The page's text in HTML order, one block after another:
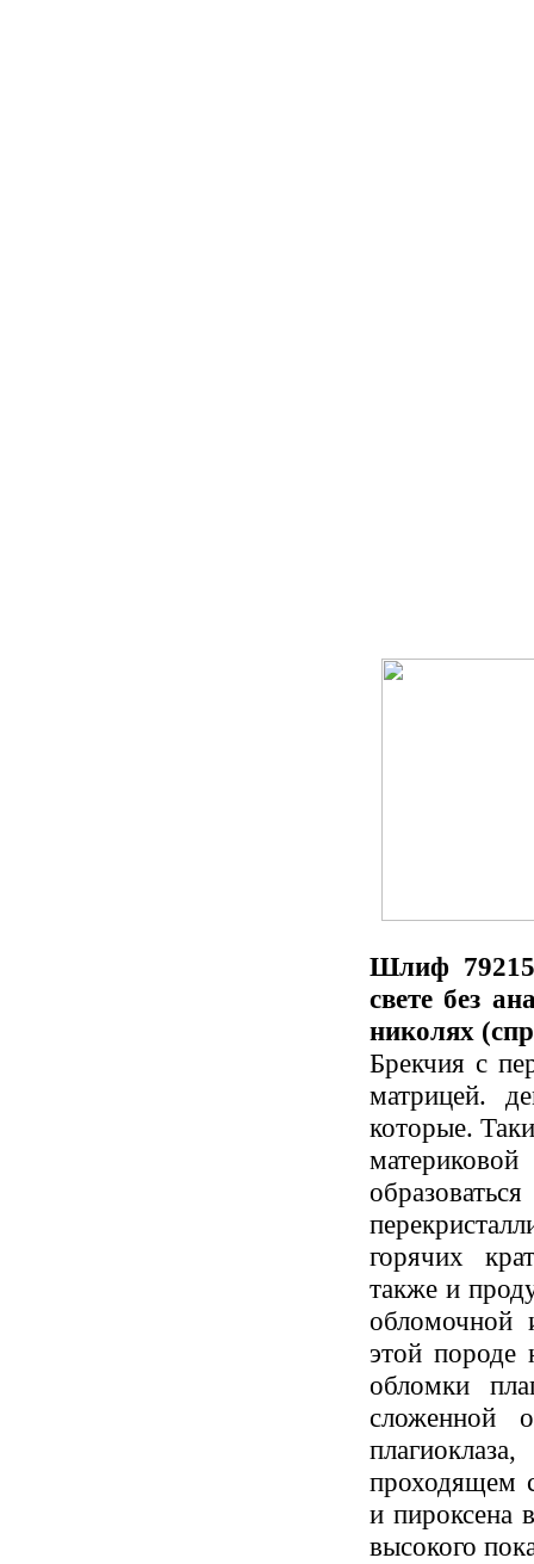
Шлиф
свете без
николях
Брекчия с
матрицей.
которые.
горячих
также и
обломочной
этой породе
обломки
сложенной
проходящем
и пироксена
высокого